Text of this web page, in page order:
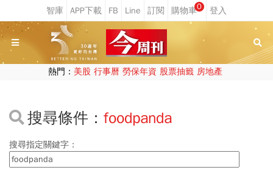
0
熱門： 美股 行事曆 勞保年資 股票抽籤 房地產
搜尋條件： foodpanda
搜尋指定關鍵字：